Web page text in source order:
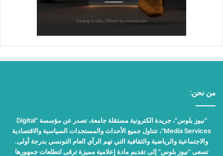
من نحن:
"نيوز بلوس"، جريدة الكترونية مستقلة جامعة، تصدر عن مؤسسة "Digital
Media Services"، تتناول جميع الأحداث والمستجدات السياسية والاقتصادية
والاجتماعية والرياضية والثقافية التي تهم الرأي العام التونسي بدرجة أولى.
تسعى "نيوز بلوس" إلى تقديم مادة إعلامية مميزة ترقى لتطلعات جمهورها